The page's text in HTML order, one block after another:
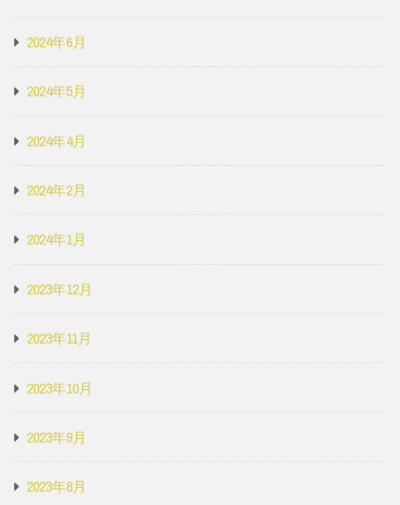
2024年6月
2024年5月
2024年4月
2024年2月
2024年1月
2023年12月
2023年11月
2023年10月
2023年9月
2023年8月